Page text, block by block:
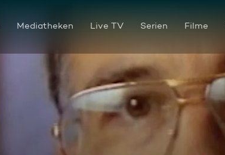
Mediatheken Live TV Serien Filme